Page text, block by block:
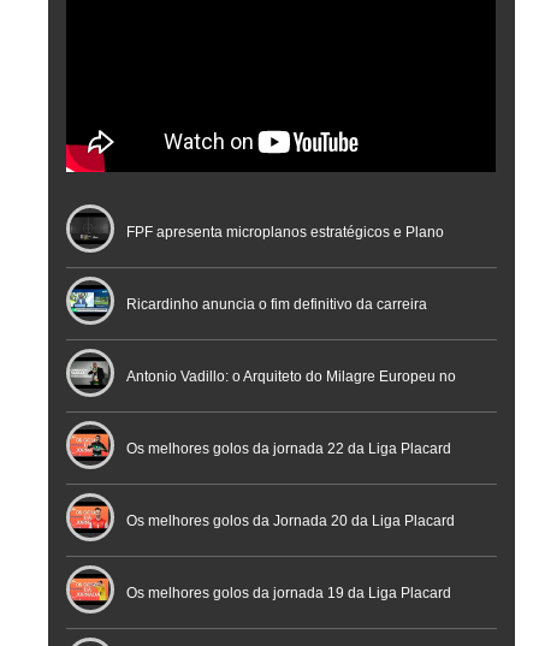
FPF apresenta microplanos estratégicos e Plano
Nacional de Arbitragem
Ricardinho anuncia o fim definitivo da carreira
profissional em conferência histórica na Cidade do
Futebol
Antonio Vadillo: o Arquiteto do Milagre Europeu no
Futsal | Documentário
Os melhores golos da jornada 22 da Liga Placard
Os melhores golos da Jornada 20 da Liga Placard
Futsal
Os melhores golos da jornada 19 da Liga Placard